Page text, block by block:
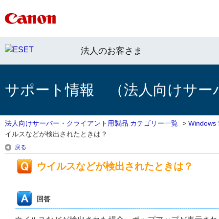
法人のお客さま
サポート情報 （法人向けサー
法人向けサーバー・クライアント用製品 カテゴリー一覧 > Windows
イルスなどが検出されたときは？
戻る
ウイルスなどが検出されたときは？
回答